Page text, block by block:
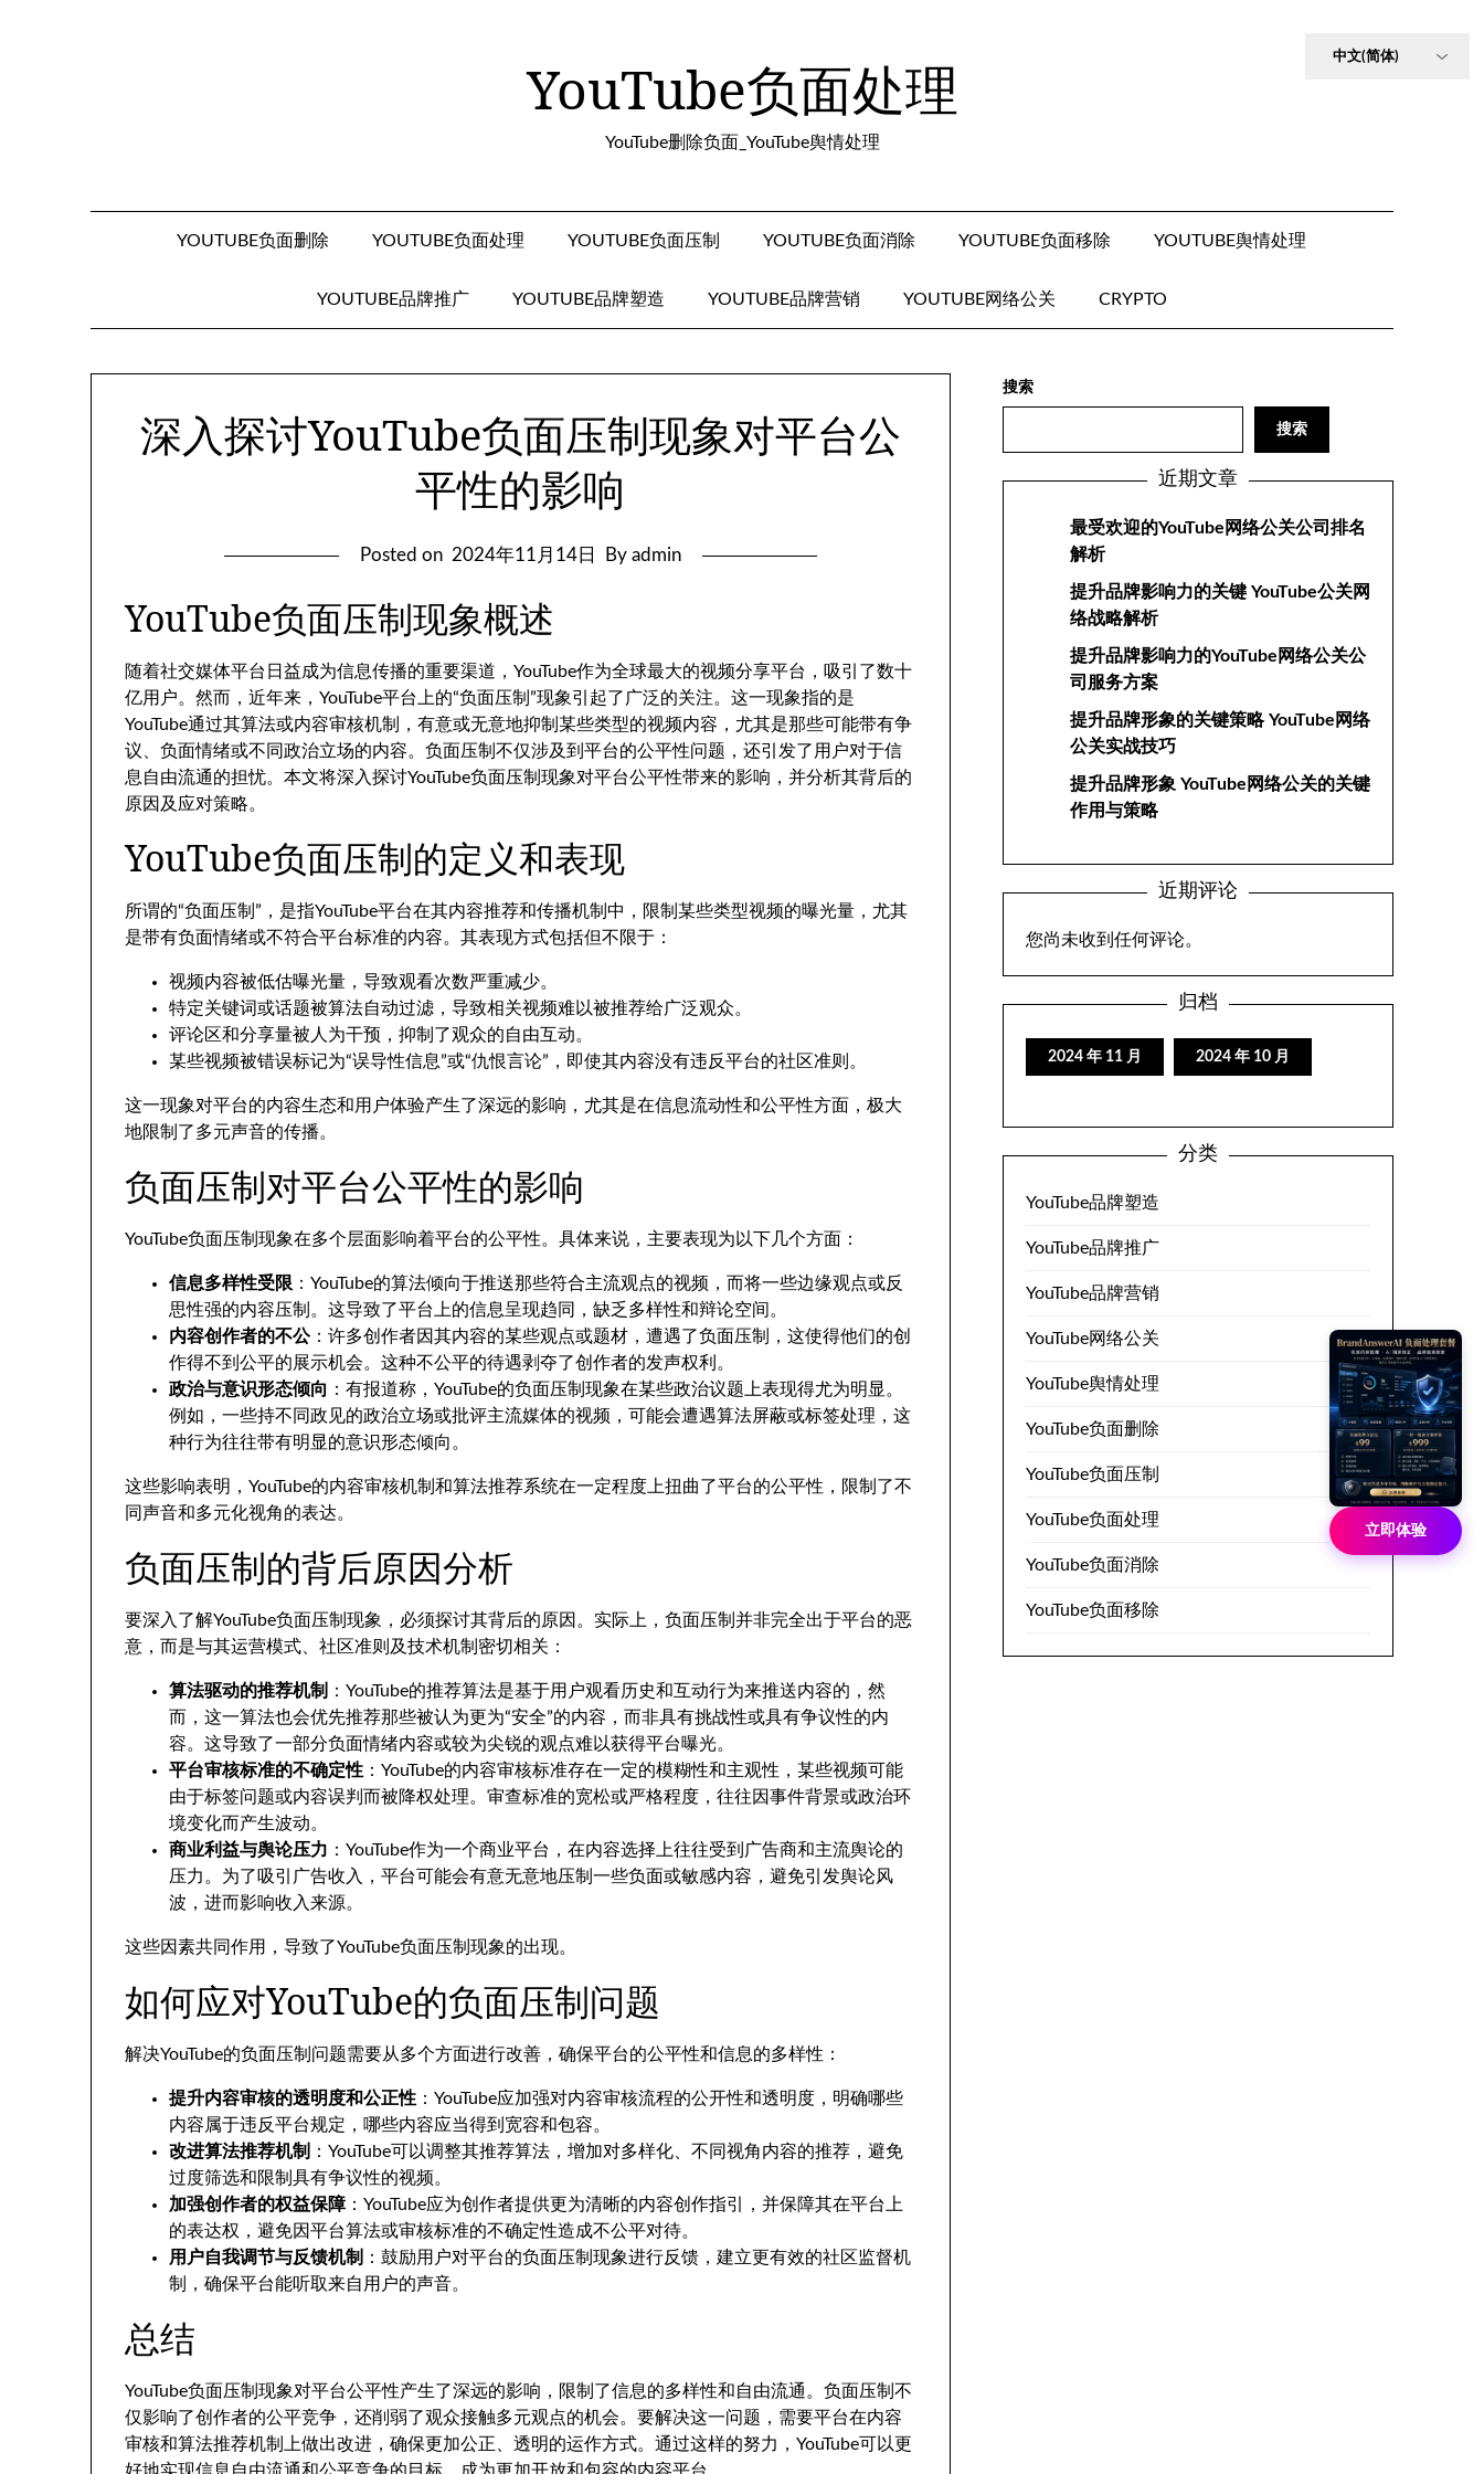
YouTube负面处理
YouTube删除负面_YouTube舆情处理
YOUTUBE负面删除 YOUTUBE负面处理 YOUTUBE负面压制 YOUTUBE负面消除 YOUTUBE负面移除 YOUTUBE舆情处理
YOUTUBE品牌推广 YOUTUBE品牌塑造 YOUTUBE品牌营销 YOUTUBE网络公关 CRYPTO
深入探讨YouTube负面压制现象对平台公
平性的影响
Posted on 2024年11月14日 By admin
YouTube负面压制现象概述
随着社交媒体平台日益成为信息传播的重要渠道，YouTube作为全球最大的视频分享平台，吸引了数十
亿用户。然而，近年来，YouTube平台上的“负面压制”现象引起了广泛的关注。这一现象指的是
YouTube通过其算法或内容审核机制，有意或无意地抑制某些类型的视频内容，尤其是那些可能带有争
议、负面情绪或不同政治立场的内容。负面压制不仅涉及到平台的公平性问题，还引发了用户对于信
息自由流通的担忧。本文将深入探讨YouTube负面压制现象对平台公平性带来的影响，并分析其背后的
原因及应对策略。
YouTube负面压制的定义和表现
所谓的“负面压制”，是指YouTube平台在其内容推荐和传播机制中，限制某些类型视频的曝光量，尤其
是带有负面情绪或不符合平台标准的内容。其表现方式包括但不限于：
视频内容被低估曝光量，导致观看次数严重减少。
特定关键词或话题被算法自动过滤，导致相关视频难以被推荐给广泛观众。
评论区和分享量被人为干预，抑制了观众的自由互动。
某些视频被错误标记为“误导性信息”或“仇恨言论”，即使其内容没有违反平台的社区准则。
这一现象对平台的内容生态和用户体验产生了深远的影响，尤其是在信息流动性和公平性方面，极大
地限制了多元声音的传播。
负面压制对平台公平性的影响
YouTube负面压制现象在多个层面影响着平台的公平性。具体来说，主要表现为以下几个方面：
信息多样性受限 ：YouTube的算法倾向于推送那些符合主流观点的视频，而将一些边缘观点或反
思性强的内容压制。这导致了平台上的信息呈现趋同，缺乏多样性和辩论空间。
内容创作者的不公：许多创作者因其内容的某些观点或题材，遭遇了负面压制，这使得他们的创
作得不到公平的展示机会。这种不公平的待遇剥夺了创作者的发声权利。
政治与意识形态倾向 ：有报道称，YouTube的负面压制现象在某些政治议题上表现得尤为明显。
例如，一些持不同政见的政治立场或批评主流媒体的视频，可能会遭遇算法屏蔽或标签处理，这
种行为往往带有明显的意识形态倾向。
这些影响表明，YouTube的内容审核机制和算法推荐系统在一定程度上扭曲了平台的公平性，限制了不
同声音和多元化视角的表达。
负面压制的背后原因分析
要深入了解YouTube负面压制现象，必须探讨其背后的原因。实际上，负面压制并非完全出于平台的恶
意，而是与其运营模式、社区准则及技术机制密切相关：
算法驱动的推荐机制
：YouTube的推荐算法是基于用户观看历史和互动行为来推送内容的，然
而，这一算法也会优先推荐那些被认为更为“安全”的内容，而非具有挑战性或具有争议性的内
容。这导致了一部分负面情绪内容或较为尖锐的观点难以获得平台曝光。
平台审核标准的不确定性 ：YouTube的内容审核标准存在一定的模糊性和主观性，某些视频可能
由于标签问题或内容误判而被降权处理。审查标准的宽松或严格程度，往往因事件背景或政治环
境变化而产生波动。
商业利益与舆论压力 ：YouTube作为一个商业平台，在内容选择上往往受到广告商和主流舆论的
压力。为了吸引广告收入，平台可能会有意无意地压制一些负面或敏感内容，避免引发舆论风
波，进而影响收入来源。
这些因素共同作用，导致了YouTube负面压制现象的出现。
如何应对YouTube的负面压制问题
解决YouTube的负面压制问题需要从多个方面进行改善，确保平台的公平性和信息的多样性：
提升内容审核的透明度和公正性 ：YouTube应加强对内容审核流程的公开性和透明度，明确哪些
内容属于违反平台规定，哪些内容应当得到宽容和包容。
改进算法推荐机制
：YouTube可以调整其推荐算法，增加对多样化、不同视角内容的推荐，避免
过度筛选和限制具有争议性的视频。
加强创作者的权益保障：YouTube应为创作者提供更为清晰的内容创作指引，并保障其在平台上
的表达权，避免因平台算法或审核标准的不确定性造成不公平对待。
用户自我调节与反馈机制
：鼓励用户对平台的负面压制现象进行反馈，建立更有效的社区监督机
制，确保平台能听取来自用户的声音。
总结
YouTube负面压制现象对平台公平性产生了深远的影响，限制了信息的多样性和自由流通。负面压制不
仅影响了创作者的公平竞争，还削弱了观众接触多元观点的机会。要解决这一问题，需要平台在内容
审核和算法推荐机制上做出改进，确保更加公正、透明的运作方式。通过这样的努力，YouTube可以更
搜索
搜索
近期文章
最受欢迎的YouTube网络公关公司排名
解析
提升品牌影响力的关键 YouTube公关网
络战略解析
提升品牌影响力的YouTube网络公关公
司服务方案
提升品牌形象的关键策略 YouTube网络
公关实战技巧
提升品牌形象 YouTube网络公关的关键
作用与策略
近期评论
您尚未收到任何评论。
归档
2024 年 11 月 2024 年 10 月
分类
YouTube品牌塑造
YouTube品牌推广
YouTube品牌营销
YouTube网络公关
YouTube舆情处理
YouTube负面删除
YouTube负面压制
YouTube负面处理
YouTube负面消除
YouTube负面移除
立即体验